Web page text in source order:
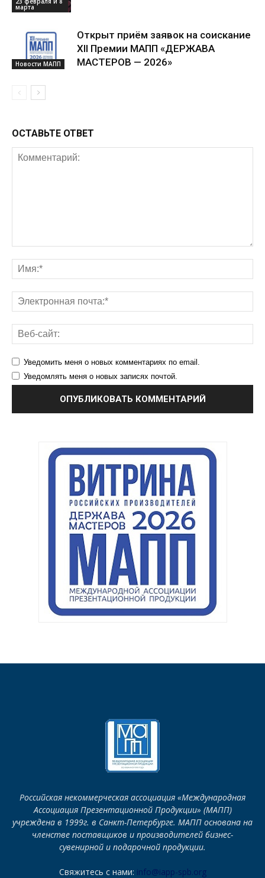
марта
Новости МАПП
Открыт приём заявок на соискание
XII Премии МАПП «ДЕРЖАВА
МАСТЕРОВ — 2026»
ОСТАВЬТЕ ОТВЕТ
Уведомить меня о новых комментариях по email.
Уведомлять меня о новых записях почтой.
Российская некоммерческая ассоциация «Международная
Ассоциация Презентационной Продукции» (МАПП)
учреждена в 1999г. в Санкт-Петербурге. МАПП основана на
членстве поставщиков и производителей бизнес-
сувенирной и подарочной продукции.
Свяжитесь с нами: info@iapp-spb.org